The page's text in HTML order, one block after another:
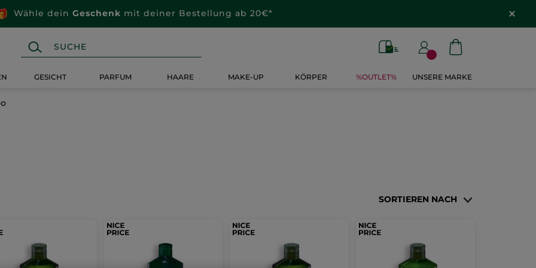
Wähle dein Geschenk mit deiner Bestellung ab 20€*
GESICHT PARFUM HAARE MAKE-UP KÖRPER %OUTLET% UNSERE MARKE
SORTIEREN NACH